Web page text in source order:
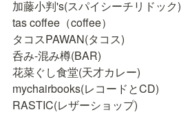
加藤小判's(スパイシーチリドック)
tas coffee（coffee）
タコスPAWAN(タコス)
呑み-混み樽(BAR)
花菜ぐし食堂(天才カレー)
mychairbooks(レコードとCD)
RASTIC(レザーショップ)